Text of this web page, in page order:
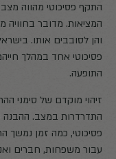
התקף פסיכוטי מהווה
המציאות. מדובר
פסיכוטי אחד במהלך
התופעה.
זיהוי מוקדם של סימני
התדרדרות במצב.
פסיכוטי, כמה זמן נמשך
עבור משפחות, חברים